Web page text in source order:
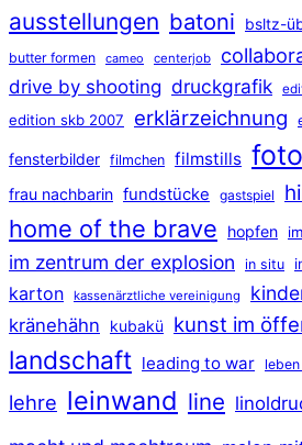
ausstellungen batoni bsltz-
butter formen cameo centerjob
drive by shooting druckgrafik
edition skb 2007 erklärzeichnung
fensterbilder filmchen filmstills
frau nachbarin fundstücke gastspiel
home of the brave hopfen
im zentrum der explosion in situ
karton kassenärztliche vereinigung
kränehähn kubakü kunst im
landschaft leading to war
lehre leinwand line